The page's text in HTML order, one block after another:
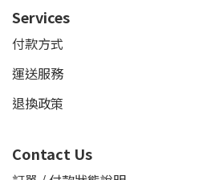
Services
付款方式
運送服務
退換政策
Contact Us